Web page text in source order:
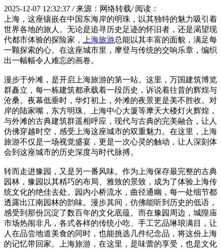
2025-12-07 12:32:37 / 来源：网络转载/ 阅读：
上海，这座镶嵌在中国东海岸的明珠，以其独特的魅力吸引着
世界各地的旅人。无论是追寻历史足迹的怀旧者，还是渴望现
代都市体验的探险家，
上海旅游总能以其丰富的面貌，满足每
一颗探索的心。在这座城市里，摩登与传统的交响乐章，编织
出一幅幅令人难忘的画卷。
漫步于外滩，是开启上海旅游的第一站。这里，万国建筑博览
群矗立，每一栋建筑都承载着一段历史，诉说着往昔的辉煌与
沧桑。夜幕低垂时，华灯初上，外滩的夜景更是美不胜收。对
岸的陆家嘴，东方明珠、上海中心大厦等摩天大楼灯火辉煌，
与外滩的古典建筑群遥相呼应，现代与古典的完美融合，让人
仿佛穿越时空，感受上海这座城市的双重魅力。在这里，上海
旅游不仅是一场视觉盛宴，更是一次心灵的触动，让人深刻体
会到这座城市的历史深度与时代脉搏。
转而走进豫园，又是另一番风味。作为上海保存最完整的古典
园林，豫园以其精巧的布局、雅致的景致，成为了体验上海传
统文化的绝佳去处。园内小桥流水，曲径通幽，每一处细节都
透露出江南园林的韵味。漫步其间，仿佛能听到历史的低语，
感受到那份沉淀了数百年的文化底蕴。而在豫园周边，城隍庙
市场热闹非凡，各式各样的传统小吃、手工艺品琳琅满目，让
人在品尝地道美食的同时，也能挑选几件纪念品，将这份上海
的记忆带回家。上海旅游，在这里，是味蕾的享受，也是文化